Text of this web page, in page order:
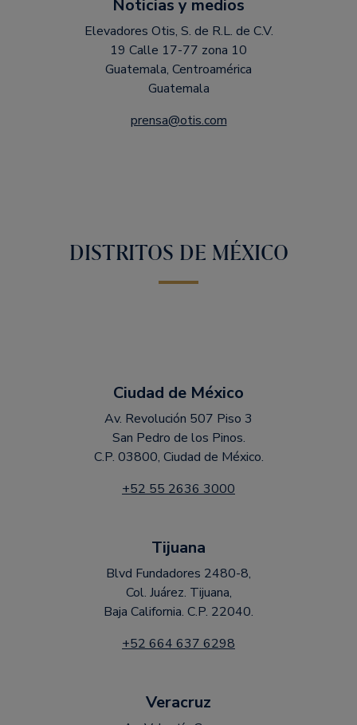
Noticias y medios
Elevadores Otis, S. de R.L. de C.V.
19 Calle 17-77 zona 10
Guatemala, Centroamérica
Guatemala
prensa@otis.com
DISTRITOS DE MÉXICO
Ciudad de México
Av. Revolución 507 Piso 3
San Pedro de los Pinos.
C.P. 03800, Ciudad de México.
+52 55 2636 3000
Tijuana
Blvd Fundadores 2480-8,
Col. Juárez. Tijuana,
Baja California. C.P. 22040.
+52 664 637 6298
Veracruz